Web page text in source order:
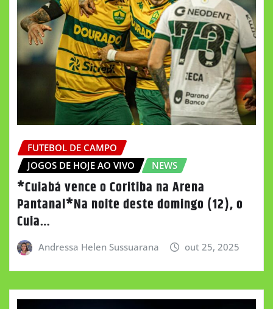
FUTEBOL DE CAMPO
JOGOS DE HOJE AO VIVO
NEWS
*Cuiabá vence o Coritiba na Arena
Pantanal*Na noite deste domingo (12), o
Cuia…
Andressa Helen Sussuarana out 25, 2025